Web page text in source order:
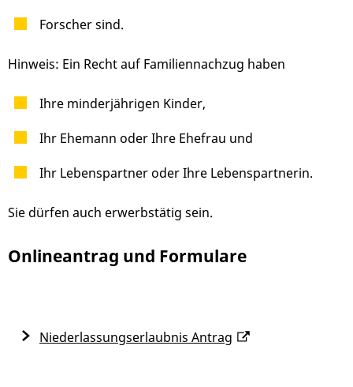
Forscher sind.
Hinweis: Ein Recht auf Familiennachzug haben
Ihre minderjährigen Kinder,
Ihr Ehemann oder Ihre Ehefrau und
Ihr Lebenspartner oder Ihre Lebenspartnerin.
Sie dürfen auch erwerbstätig sein.
Onlineantrag und Formulare
Niederlassungserlaubnis Antrag